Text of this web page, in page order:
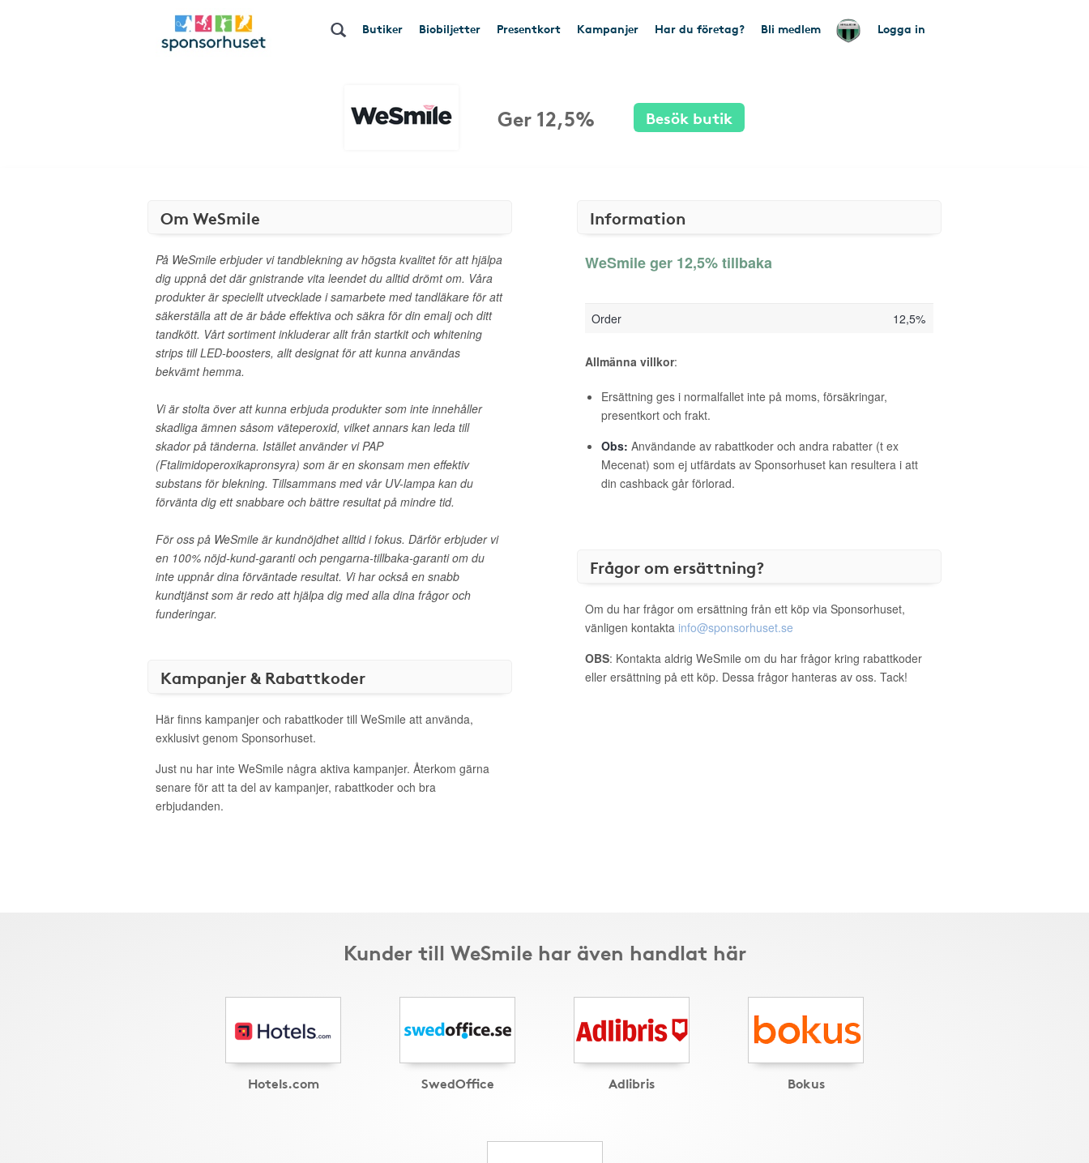
Butiker Biobiljetter Presentkort Kampanjer Har du företag? Bli medlem Logga in
Ger 12,5% Besök butik
Om WeSmile
På WeSmile erbjuder vi tandblekning av högsta kvalitet för att hjälpa
dig uppnå det där gnistrande vita leendet du alltid drömt om. Våra
produkter är speciellt utvecklade i samarbete med tandläkare för att
säkerställa att de är både effektiva och säkra för din emalj och ditt
tandkött. Vårt sortiment inkluderar allt från startkit och whitening
strips till LED-boosters, allt designat för att kunna användas
bekvämt hemma.
Vi är stolta över att kunna erbjuda produkter som inte innehåller
skadliga ämnen såsom väteperoxid, vilket annars kan leda till
skador på tänderna. Istället använder vi PAP
(Ftalimidoperoxikapronsyra) som är en skonsam men effektiv
substans för blekning. Tillsammans med vår UV-lampa kan du
förvänta dig ett snabbare och bättre resultat på mindre tid.
För oss på WeSmile är kundnöjdhet alltid i fokus. Därför erbjuder vi
en 100% nöjd-kund-garanti och pengarna-tillbaka-garanti om du
inte uppnår dina förväntade resultat. Vi har också en snabb
kundtjänst som är redo att hjälpa dig med alla dina frågor och
funderingar.
Kampanjer & Rabattkoder
Här finns kampanjer och rabattkoder till WeSmile att använda,
exklusivt genom Sponsorhuset.
Just nu har inte WeSmile några aktiva kampanjer. Återkom gärna
senare för att ta del av kampanjer, rabattkoder och bra
erbjudanden.
Information
WeSmile ger 12,5% tillbaka
Order 12,5%
Allmänna villkor:
Ersättning ges i normalfallet inte på moms, försäkringar,
presentkort och frakt.
Obs: Användande av rabattkoder och andra rabatter (t ex
Mecenat) som ej utfärdats av Sponsorhuset kan resultera i att
din cashback går förlorad.
Frågor om ersättning?
Om du har frågor om ersättning från ett köp via Sponsorhuset,
vänligen kontakta info@sponsorhuset.se
OBS: Kontakta aldrig WeSmile om du har frågor kring rabattkoder
eller ersättning på ett köp. Dessa frågor hanteras av oss. Tack!
Kunder till WeSmile har även handlat här
Hotels.com SwedOffice Adlibris Bokus